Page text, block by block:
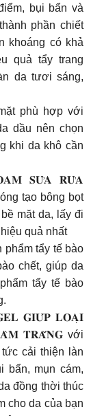
bụi bẩn và
phần chiết
khoáng có khả
quả tẩy trang
da tươi sáng,
phù hợp với
dầu nên chọn
khi da khô cần
𝐒𝐔̛̉𝐀 𝐑𝐔̛̉𝐀
tạo bông bọt
mặt da, lấy đi
quả nhất
phẩm tẩy tế bào
chết, giúp da
tẩy tế bào
𝐆𝐈𝐔́𝐏 𝐋𝐎𝐀̣𝐈
𝐓𝐑𝐀̆́𝐍𝐆 với
cải thiện làn
bẩn, mụn cám,
đồng thời thúc
cho da của bạn